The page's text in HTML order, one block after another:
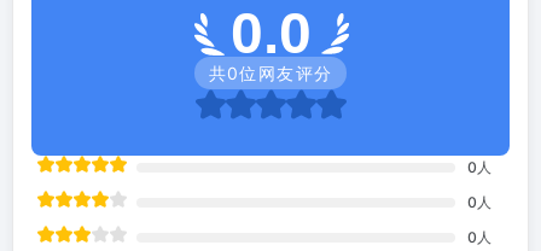
0.0
共0位网友评分
0 人
0 人
0 人